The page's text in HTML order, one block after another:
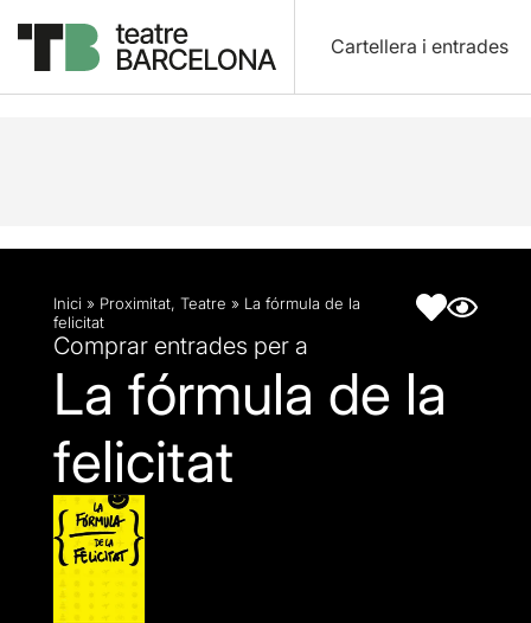
Cartellera i entrades
Descripció Fitxa artística Articles
Inici » Proximitat, Teatre » La fórmula de la
felicitat
Comprar entrades per a
La fórmula de la
felicitat